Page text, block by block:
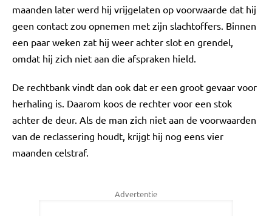
maanden later werd hij vrijgelaten op voorwaarde dat hij
geen contact zou opnemen met zijn slachtoffers. Binnen
een paar weken zat hij weer achter slot en grendel,
omdat hij zich niet aan die afspraken hield.
De rechtbank vindt dan ook dat er een groot gevaar voor
herhaling is. Daarom koos de rechter voor een stok
achter de deur. Als de man zich niet aan de voorwaarden
van de reclassering houdt, krijgt hij nog eens vier
maanden celstraf.
Advertentie